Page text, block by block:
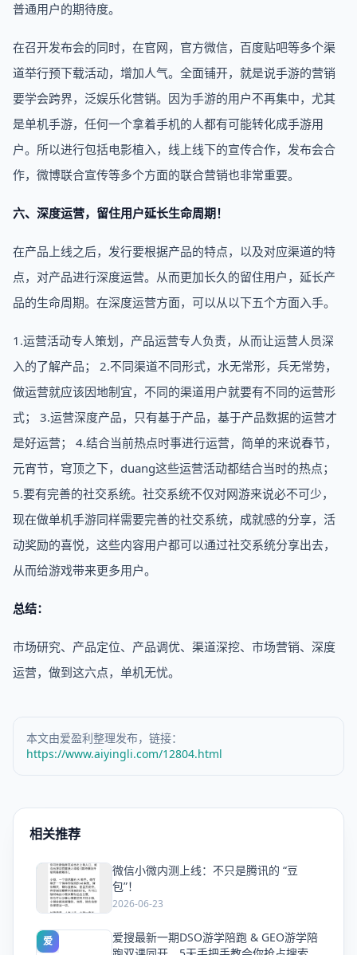
普通用户的期待度。
在召开发布会的同时，在官网，官方微信，百度贴吧等多个渠
道举行预下载活动，增加人气。全面铺开，就是说手游的营销
要学会跨界，泛娱乐化营销。因为手游的用户不再集中，尤其
是单机手游，任何一个拿着手机的人都有可能转化成手游用
户。所以进行包括电影植入，线上线下的宣传合作，发布会合
作，微博联合宣传等多个方面的联合营销也非常重要。
六、深度运营，留住用户延长生命周期！
在产品上线之后，发行要根据产品的特点，以及对应渠道的特
点，对产品进行深度运营。从而更加长久的留住用户，延长产
品的生命周期。在深度运营方面，可以从以下五个方面入手。
1.运营活动专人策划，产品运营专人负责，从而让运营人员深
入的了解产品； 2.不同渠道不同形式，水无常形，兵无常势，
做运营就应该因地制宜，不同的渠道用户就要有不同的运营形
式； 3.运营深度产品，只有基于产品，基于产品数据的运营才
是好运营； 4.结合当前热点时事进行运营，简单的来说春节，
元宵节，穹顶之下，duang这些运营活动都结合当时的热点；
5.要有完善的社交系统。社交系统不仅对网游来说必不可少，
现在做单机手游同样需要完善的社交系统，成就感的分享，活
动奖励的喜悦，这些内容用户都可以通过社交系统分享出去，
从而给游戏带来更多用户。
总结：
市场研究、产品定位、产品调优、渠道深挖、市场营销、深度
运营，做到这六点，单机无忧。
本文由爱盈利整理发布，链接：
https://www.aiyingli.com/12804.html
相关推荐
爱
微信小微内测上线：不只是腾讯的 “豆
包”！
2026-06-23
爱
爱搜最新一期DSO游学陪跑 & GEO游学陪